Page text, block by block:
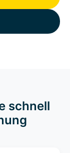
schnell